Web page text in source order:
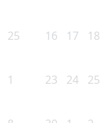
25
1
16 17 18
23 24 25